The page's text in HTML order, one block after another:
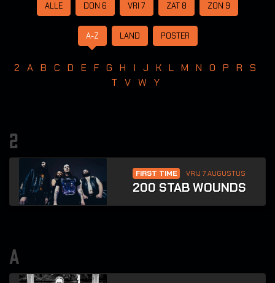
ALLE DON 6 VRI 7 ZAT 8 ZON 9
A-Z LAND POSTER
2 A B C D E F G H I J K L M N O P R
S
T
V W Y
2
FIRST TIME VRIJ 7 AUGUSTUS
200 STAB WOUNDS
a